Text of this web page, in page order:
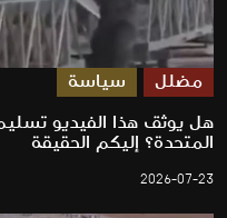
مضلل سياسة
هل يوثق هذا الفيديو تسليم
المتحدة؟ إليكم الحقيقة
2026-07-23